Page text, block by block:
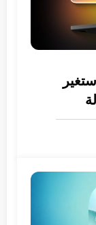
12 ميزة ستغير